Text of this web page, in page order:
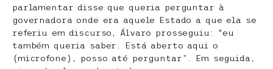
parlamentar disse que queria perguntar à
governadora onde era aquele Estado a que ela se
referiu em discurso, Álvaro prosseguiu: “eu
também queria saber. Está aberto aqui o
(microfone), posso até perguntar”. Em seguida,